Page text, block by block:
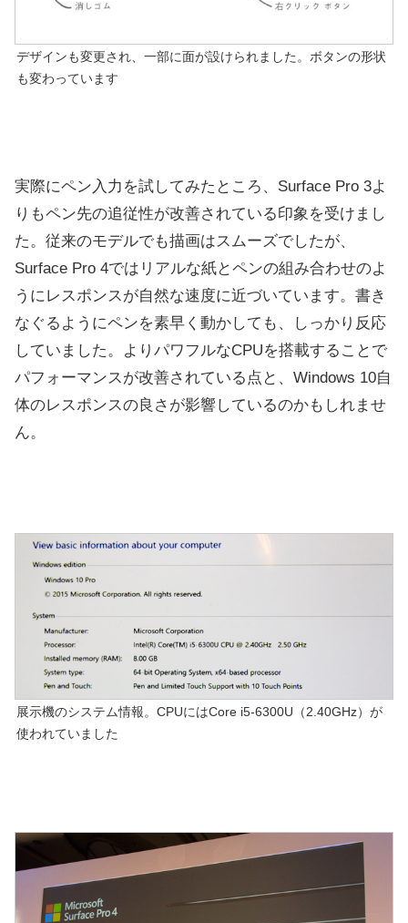
デザインも変更され、一部に面が設けられました。ボタンの形状
も変わっています
実際にペン入力を試してみたところ、Surface Pro 3よ
りもペン先の追従性が改善されている印象を受けまし
た。従来のモデルでも描画はスムーズでしたが、
Surface Pro 4ではリアルな紙とペンの組み合わせのよ
うにレスポンスが自然な速度に近づいています。書き
なぐるようにペンを素早く動かしても、しっかり反応
していました。よりパワフルなCPUを搭載することで
パフォーマンスが改善されている点と、Windows 10自
体のレスポンスの良さが影響しているのかもしれませ
ん。
展示機のシステム情報。CPUにはCore i5-6300U（2.40GHz）が
使われていました